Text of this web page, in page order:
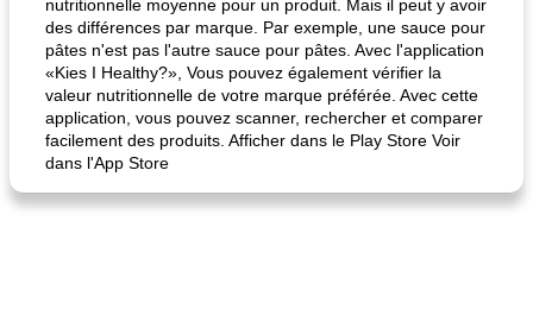
fiesta tostadas
nutritionnelle moyenne pour un produit. Mais il peut y avoir
des différences par marque. Par exemple, une sauce pour
pâtes n'est pas l'autre sauce pour pâtes. Avec l'application
«Kies I Healthy?», Vous pouvez également vérifier la
valeur nutritionnelle de votre marque préférée. Avec cette
application, vous pouvez scanner, rechercher et comparer
facilement des produits. Afficher dans le Play Store Voir
dans l'App Store